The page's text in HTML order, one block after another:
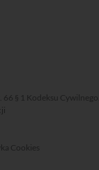
1 Kodeksu
Cookies